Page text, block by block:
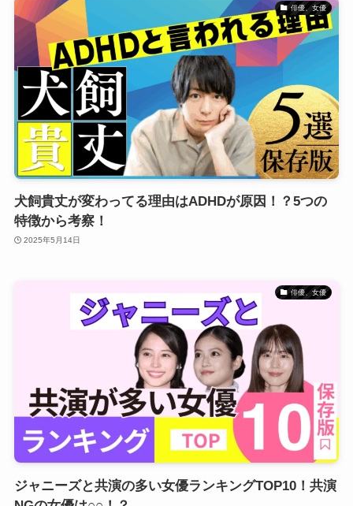
俳優、女優
犬飼貴丈が変わってる理由はADHDが原因！？5つの
特徴から考察！
2025年5月14日
俳優、女優
ジャニーズと共演の多い女優ランキングTOP10！共演